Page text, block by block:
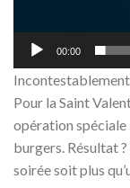
00:00
Incontestablement
Pour la Saint
opération spéciale
burgers. Résultat
soirée soit plus